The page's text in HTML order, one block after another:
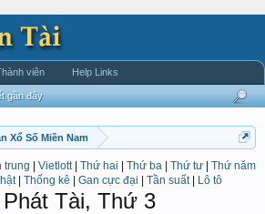
Xổ Số Miền Nam
trung Vietlott| Thứ hai Thứ ba Thứ tư
Thứ năm
| Thống kê Gan cực đại Tần suất| Lô tô
Phát Tài, Thứ 3
gần đây
viên Help Links